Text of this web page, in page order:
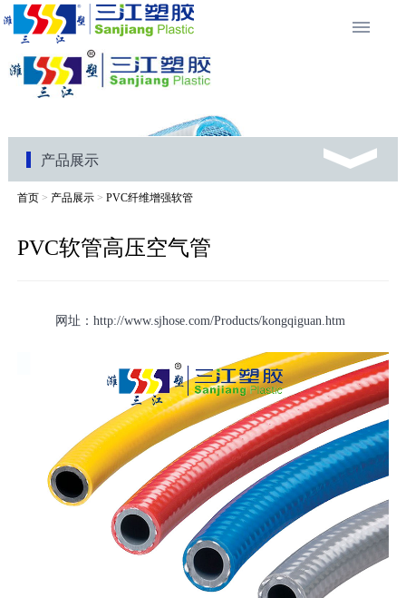
产品展示
首页> 产品展示> PVC纤维增强软管
PVC软管高压空气管
网址：http://www.sjhose.com/Products/kongqiguan.htm